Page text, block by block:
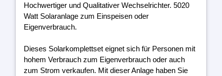
Hochwertiger und Qualitativer Wechselrichter. 5020
Watt Solaranlage zum Einspeisen oder
Eigenverbrauch.
Dieses Solarkomplettset eignet sich für Personen mit
hohem Verbrauch zum Eigenverbrauch oder auch
zum Strom verkaufen. Mit dieser Anlage haben Sie